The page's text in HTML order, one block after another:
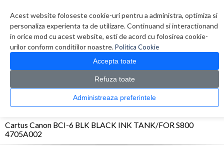
Acest website foloseste cookie-uri pentru a administra, optimiza si
personaliza experienta ta de utilizare. Continuand si interactionand
in orice mod cu acest website, esti de acord cu folosirea cookie-
urilor conform conditiilor noastre.Politica Cookie
Accepta toate
Refuza toate
Administreaza preferintele
0 produs(e)
CATALOG PRODUSE
Consumabile originale > Inkjet > Cartus Canon BCI-6 BLK BLACK INK
Cartus Canon BCI-6 BLK BLACK INK TANK/FOR S800
4705A002